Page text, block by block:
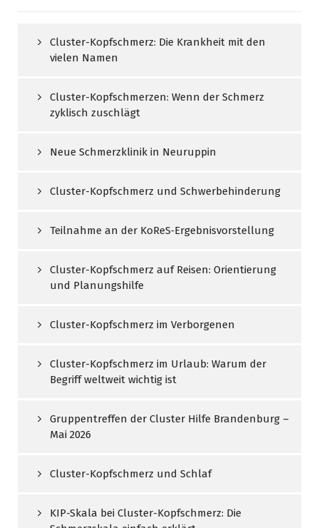
Cluster-Kopfschmerz: Die Krankheit mit den
vielen Namen
Cluster-Kopfschmerzen: Wenn der Schmerz
zyklisch zuschlägt
Neue Schmerzklinik in Neuruppin
Cluster-Kopfschmerz und Schwerbehinderung
Teilnahme an der KoReS‑Ergebnisvorstellung
Cluster-Kopfschmerz auf Reisen: Orientierung
und Planungshilfe
Cluster-Kopfschmerz im Verborgenen
Cluster-Kopfschmerz im Urlaub: Warum der
Begriff weltweit wichtig ist
Gruppentreffen der Cluster Hilfe Brandenburg –
Mai 2026
Cluster-Kopfschmerz und Schlaf
KIP-Skala bei Cluster-Kopfschmerz: Die